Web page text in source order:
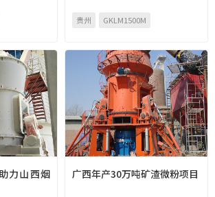
贵州 GKLM1500M
力山西烟
广西年产30万吨矿渣微粉项目